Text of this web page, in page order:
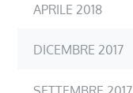
APRILE 2018
DICEMBRE 2017